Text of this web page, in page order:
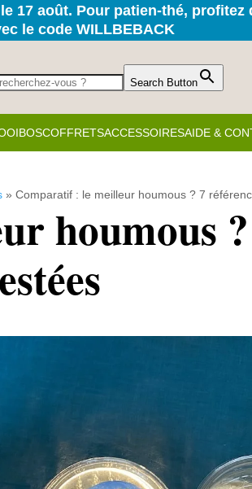
17 août. Pour patien-thé, profitez
le code WILLBEBACK
Search Button
COFFRETSACCESSOIRESAIDE &
» Comparatif : le meilleur houmous ? 7
houmous